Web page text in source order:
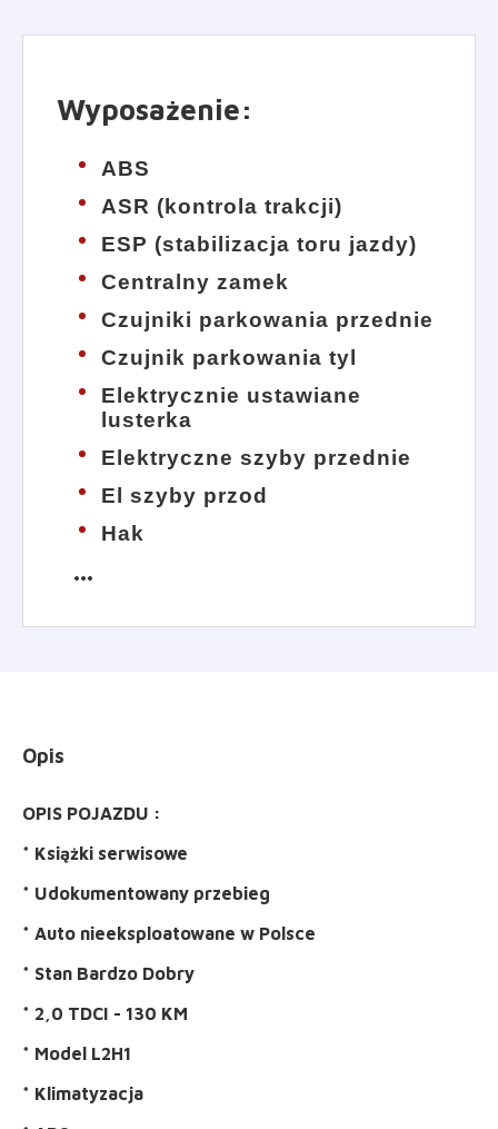
Wyposażenie:
ABS
ASR (kontrola trakcji)
ESP (stabilizacja toru jazdy)
Centralny zamek
Czujniki parkowania przednie
Czujnik parkowania tyl
Elektrycznie ustawiane
lusterka
Elektryczne szyby przednie
El szyby przod
Hak
more_horiz
Opis
OPIS POJAZDU :
* Książki serwisowe
* Udokumentowany przebieg
* Auto nieeksploatowane w Polsce
* Stan Bardzo Dobry
* 2,0 TDCI - 130 KM
* Model L2H1
* Klimatyzacja